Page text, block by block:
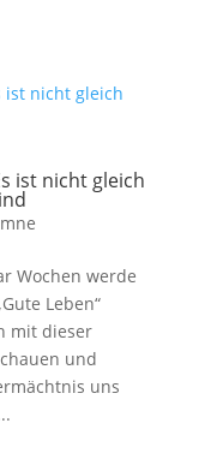
ist nicht gleich
Wochen werde
Leben“
mit dieser
und
uns